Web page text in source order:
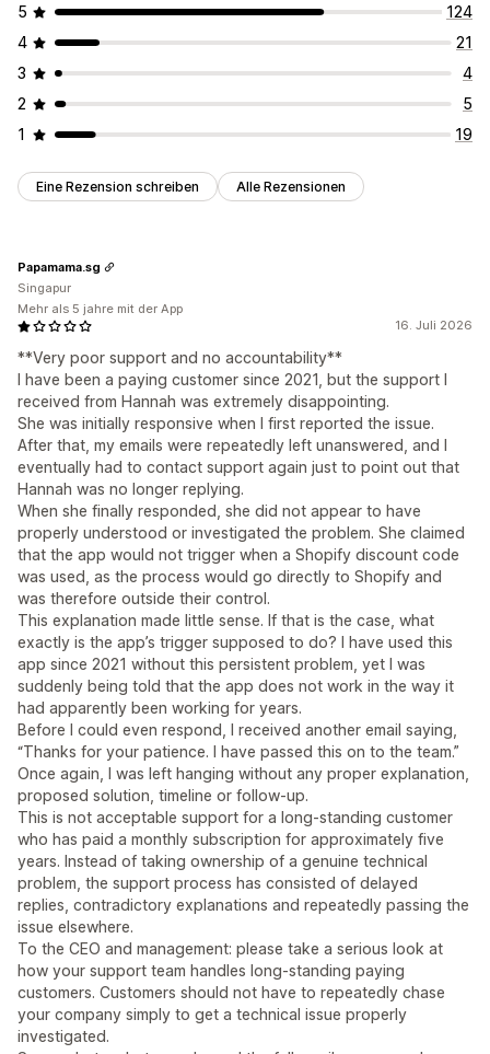
5
124
4
21
3
4
2
5
1
19
Eine Rezension schreiben Alle Rezensionen
16. Juli 2026
**Very poor support and no accountability**
I have been a paying customer since 2021, but the support I
received from Hannah was extremely disappointing.
She was initially responsive when I first reported the issue.
After that, my emails were repeatedly left unanswered, and I
eventually had to contact support again just to point out that
Hannah was no longer replying.
When she finally responded, she did not appear to have
properly understood or investigated the problem. She claimed
that the app would not trigger when a Shopify discount code
was used, as the process would go directly to Shopify and
was therefore outside their control.
This explanation made little sense. If that is the case, what
exactly is the app’s trigger supposed to do? I have used this
app since 2021 without this persistent problem, yet I was
suddenly being told that the app does not work in the way it
had apparently been working for years.
Before I could even respond, I received another email saying,
“Thanks for your patience. I have passed this on to the team.”
Once again, I was left hanging without any proper explanation,
proposed solution, timeline or follow-up.
This is not acceptable support for a long-standing customer
who has paid a monthly subscription for approximately five
years. Instead of taking ownership of a genuine technical
problem, the support process has consisted of delayed
replies, contradictory explanations and repeatedly passing the
issue elsewhere.
To the CEO and management: please take a serious look at
how your support team handles long-standing paying
customers. Customers should not have to repeatedly chase
your company simply to get a technical issue properly
investigated.
Papamama.sg
Singapur
Mehr als 5 jahre mit der App